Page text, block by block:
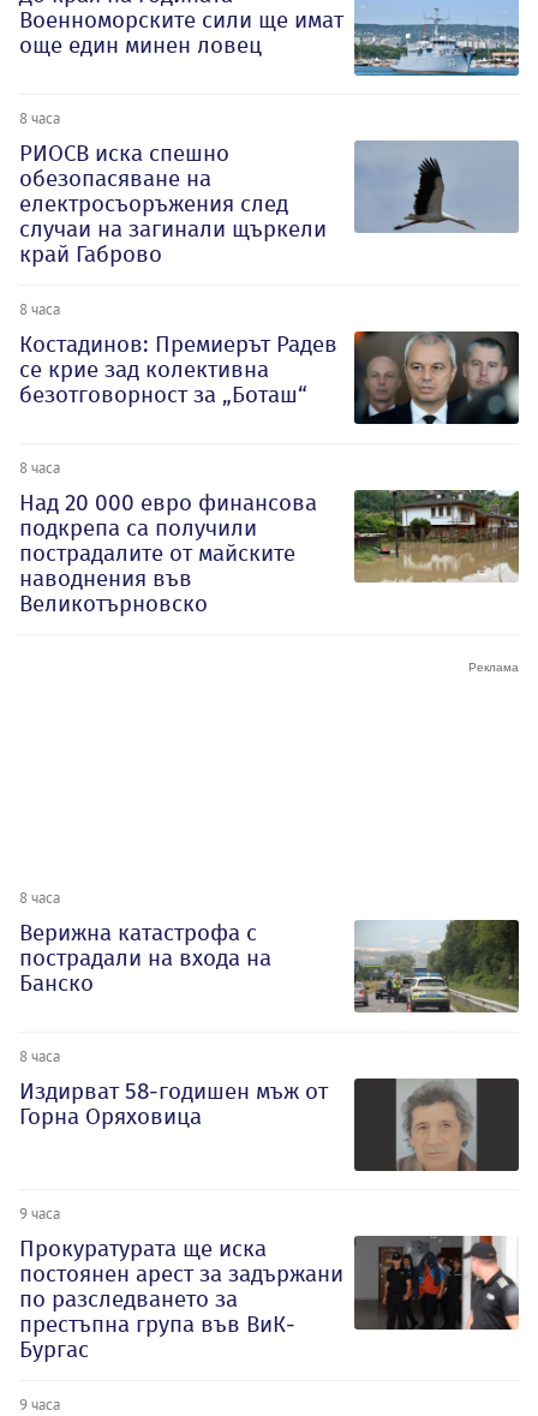
Военноморските сили ще имат
още един минен ловец
8 часа
РИОСВ иска спешно
обезопасяване на
електросъоръжения след
случаи на загинали щъркели
край Габрово
8 часа
Костадинов: Премиерът Радев
се крие зад колективна
безотговорност за „Боташ“
8 часа
Над 20 000 евро финансова
подкрепа са получили
пострадалите от майските
наводнения във
Великотърновско
8 часа
Верижна катастрофа с
пострадали на входа на
Банско
8 часа
Издирват 58-годишен мъж от
Горна Оряховица
9 часа
Прокуратурата ще иска
постоянен арест за задържани
по разследването за
престъпна група във ВиК-
Бургас
9 часа